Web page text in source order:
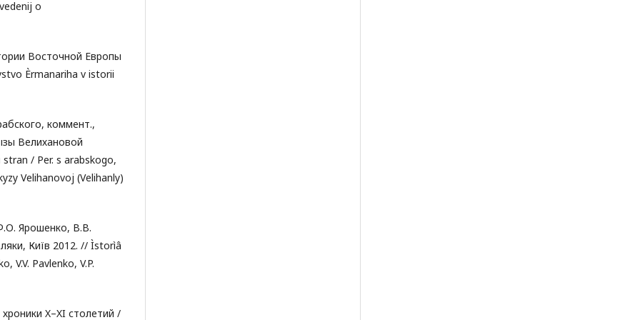
o
Восточной Европы
Èrmanariha v istorii
коммент.,
Велихановой
/ Per. s arabskogo,
Velihanovoj (Velihanly)
Ярошенко, В.В.
Київ 2012. // Ìstorìâ
V.V. Pavlenko, V.P.
X–XI столетий /